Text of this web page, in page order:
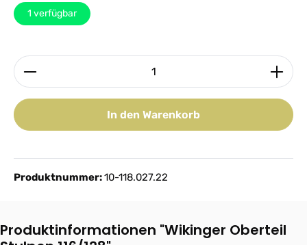
1 verfügbar
Produkt Anzahl: Gib den gewünschten Wert ein
In den Warenkorb
Produktnummer:10-118.027.22
Produktinformationen "Wikinger Oberteil